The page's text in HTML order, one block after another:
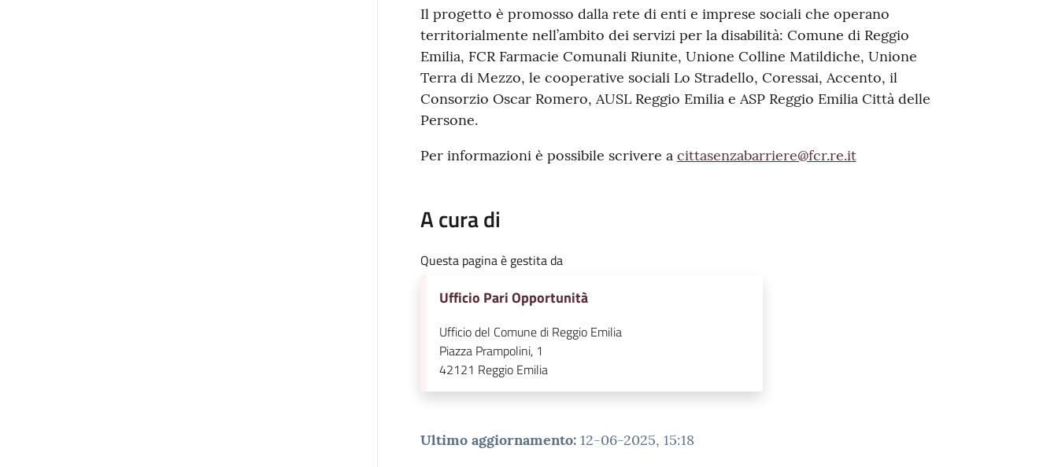
Il progetto è promosso dalla rete di enti e imprese sociali che operano
territorialmente nell’ambito dei servizi per la disabilità: Comune di Reggio
Emilia, FCR Farmacie Comunali Riunite, Unione Colline Matildiche, Unione
Terra di Mezzo, le cooperative sociali Lo Stradello, Coressai, Accento, il
Consorzio Oscar Romero, AUSL Reggio Emilia e ASP Reggio Emilia Città delle
Persone.
Per informazioni è possibile scrivere a cittasenzabarriere@fcr.re.it
A cura di
Questa pagina è gestita da
Ufficio Pari Opportunità
Ufficio del Comune di Reggio Emilia
Piazza Prampolini, 1
42121 Reggio Emilia
Ultimo aggiornamento: 12-06-2025, 15:18